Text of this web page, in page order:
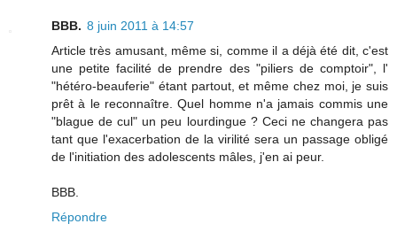
BBB. 8 juin 2011 à 14:57
Article très amusant, même si, comme il a déjà été dit, c'est
une petite facilité de prendre des "piliers de comptoir", l'
"hétéro-beauferie" étant partout, et même chez moi, je suis
prêt à le reconnaître. Quel homme n'a jamais commis une
"blague de cul" un peu lourdingue ? Ceci ne changera pas
tant que l'exacerbation de la virilité sera un passage obligé
de l'initiation des adolescents mâles, j'en ai peur.
BBB.
Répondre